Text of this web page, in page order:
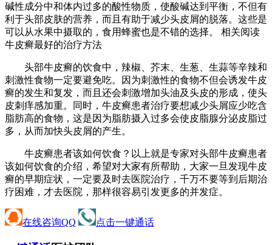
碱性成分中和体内过多的酸性物质，使酸碱达到平衡，不但有
利于头部皮肤的营养，而且有助于减少头皮屑的脱落。这些是
可以从水果中摄取的，食用蜂蜜也是不错的选择。 相关阅读
牛皮癣最好的治疗方法
头部牛皮癣的饮食中，辣椒、芥末、生葱、生蒜等辛辣和
刺激性食物一定要避免吃。因为刺激性的食物不但会诱发牛皮
癣的发生和复发，而且还会刺激增加头油及头皮的形成，使头
皮刺痒感加重。同时，牛皮癣患者治疗要想减少头屑应少吃含
脂肪高的食物，这是因为脂肪摄入过多会使皮脂腺分泌皮脂过
多，从而加快头皮屑的产生。
牛皮癣患者该如何饮食？以上就是专家对头部牛皮癣患者
该如何饮食的介绍，希望对大家有所帮助，大家一旦发现牛皮
癣的早期症状，一定要及时去医院治疗，千万不要等到后期治
疗困难，才去医院，那样很容易引发更多的并发症。
在线咨询QQ 点击一键通话